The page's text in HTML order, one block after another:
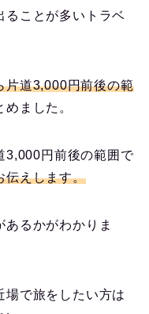
ることが多いトラベ
片道3,000円前後の範
めました。
3,000円前後の範囲で
伝えします。
あるかがわかりま
場で旅をしたい方は